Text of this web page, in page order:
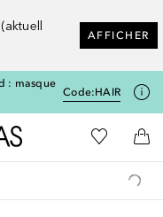
AFFICHER
: masque
Code:HAIR
Vers l'accueil Douglas
Vers Ma